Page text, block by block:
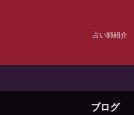
占い師紹介
ブログ